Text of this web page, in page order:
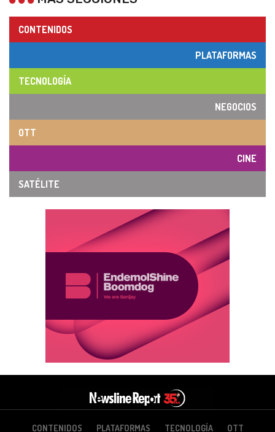
CONTENIDOS
PLATAFORMAS
TECNOLOGÍA
NEGOCIOS
OTT
CINE
SATÉLITE
CONTENIDOS PLATAFORMAS TECNOLOGÍA OTT